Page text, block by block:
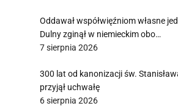
Oddawał współwięźniom własne
Dulny zginął w niemieckim obo…
7 sierpnia 2026
300 lat od kanonizacji św.
przyjął uchwałę
6 sierpnia 2026